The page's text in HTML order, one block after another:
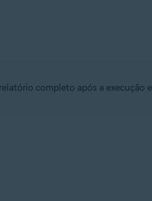
completo após a execução